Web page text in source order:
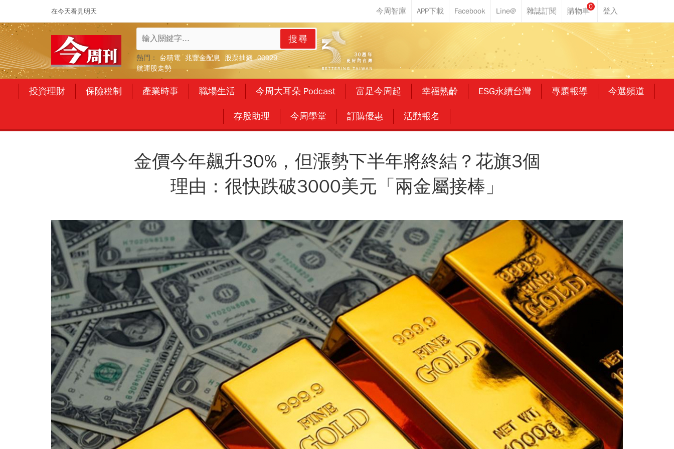
在今天看見明天
0
搜尋
熱門： 台積電 兆豐金配息 股票抽籤 00929
航運股走勢
投資理財 保險稅制 產業時事 職場生活 今周大耳朵 Podcast 富足今周起 幸福熟齡 ESG永續台灣 專題報導 今選頻道
存股助理 今周學堂 訂購優惠 活動報名
金價今年飆升30%，但漲勢下半年將終結？花旗3個
理由：很快跌破3000美元「兩金屬接棒」